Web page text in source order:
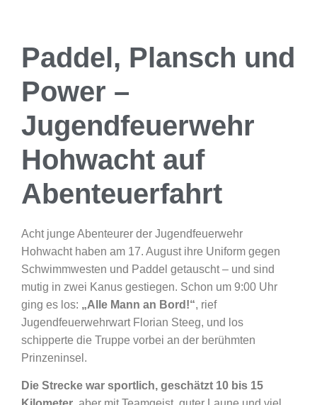
Paddel, Plansch und
Power –
Jugendfeuerwehr
Hohwacht auf
Abenteuerfahrt
Acht junge Abenteurer der Jugendfeuerwehr
Hohwacht haben am 17. August ihre Uniform gegen
Schwimmwesten und Paddel getauscht – und sind
mutig in zwei Kanus gestiegen. Schon um 9:00 Uhr
ging es los: „Alle Mann an Bord!“, rief
Jugendfeuerwehrwart Florian Steeg, und los
schipperte die Truppe vorbei an der berühmten
Prinzeninsel.
Die Strecke war sportlich, geschätzt 10 bis 15